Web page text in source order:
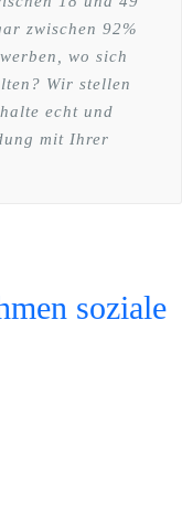
zwischen 92%
wo sich
Wir stellen
echt und
mit Ihrer
soziale